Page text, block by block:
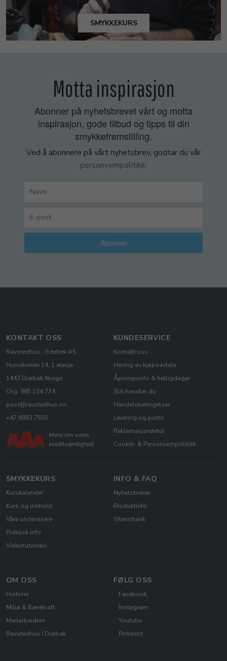
SMYKKEKURS
Motta inspirasjon
Abonner på nyhetsbrevet vårt og motta
inspirasjon, gode tilbud og tipps til din
smykkefremstilling.
Ved å abonnere på vårt nyhetsbrev, godtar du vår
personvernpolitikk.
Abonner
KONTAKT OSS
Ravstedhus - Edeltek AS
Husvikveien 14, 1 etasje
1443 Drøbak Norge
Org: 985 134 774
post@ravstedhus.no
+47 6983 7555
KUNDESERVICE
Kontakt oss
Heving av kjøpsavtale
Åpningsinfo & helligdager
Slik handler du
Handelsbetingelser
Levering og porto
Reklamasjon/retur
Cookie- & Personvernpolitikk
SMYKKEKURS
Kurskalender
Kurs og innhold
Våre undervisere
Praktisk info
Videotutorials
INFO & FAQ
Nyhetsbrever
Produktinfo
Vitensbank
OM OSS
Historie
Miljø & Bærekraft
Medarbeidere
Ravstedhus i Drøbak
FØLG OSS
Facebook
Instagram
Youtube
Pinterest